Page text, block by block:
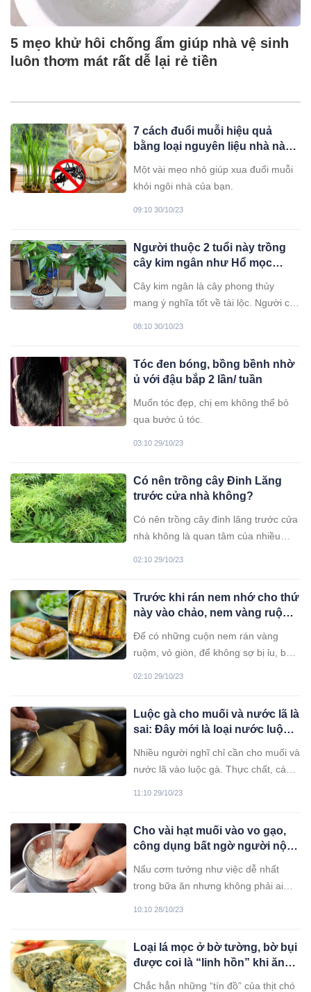
5 mẹo khử hôi chống ẩm giúp nhà vệ sinh
luôn thơm mát rất dễ lại rẻ tiền
7 cách đuổi muỗi hiệu quả
bằng loại nguyên liệu nhà nào
Một vài mẹo nhỏ giúp xua đuổi muỗi
khỏi ngôi nhà của bạn.
09:10 30/10/23
Người thuộc 2 tuổi này trồng
cây kim ngân như Hổ mọc
Cây kim ngân là cây phong thủy
mang ý nghĩa tốt về tài lộc. Người có
08:10 30/10/23
Tóc đen bóng, bồng bềnh nhờ
ủ với đậu bắp 2 lần/ tuần
Muốn tóc đẹp, chị em không thể bỏ
qua bước ủ tóc.
03:10 29/10/23
Có nên trồng cây Đinh Lăng
trước cửa nhà không?
Có nên trồng cây đinh lăng trước cửa
nhà không là quan tâm của nhiều
02:10 29/10/23
Trước khi rán nem nhớ cho thứ
này vào chảo, nem vàng ruộm,
Để có những cuộn nem rán vàng
ruộm, vỏ giòn, để không sợ bị ỉu, bạn
02:10 29/10/23
Luộc gà cho muối và nước lã là
sai: Đây mới là loại nước luộc
thịt
Nhiều người nghĩ chỉ cần cho muối và
nước lã vào luộc gà. Thực chất, cách
11:10 29/10/23
Cho vài hạt muối vào vo gạo,
công dụng bất ngờ người nội
Nấu cơm tưởng như việc dễ nhất
trong bữa ăn nhưng không phải ai
10:10 28/10/23
Loại lá mọc ở bờ tường, bờ bụi
được coi là “linh hồn” khi ăn
Chắc hẳn những “tín đồ” của thịt chó